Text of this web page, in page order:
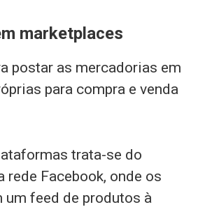
marketplaces
postar as mercadorias em
para compra e venda
trata-se do
rede Facebook, onde os
um feed de produtos à